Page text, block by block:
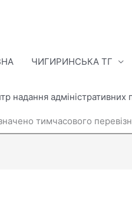
ЧИГИРИНСЬКА ТГ
надання
тимчасового